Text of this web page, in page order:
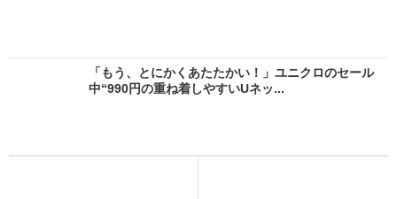
「もう、とにかくあたたかい！」ユニクロのセール
中“990円の重ね着しやすいUネッ...